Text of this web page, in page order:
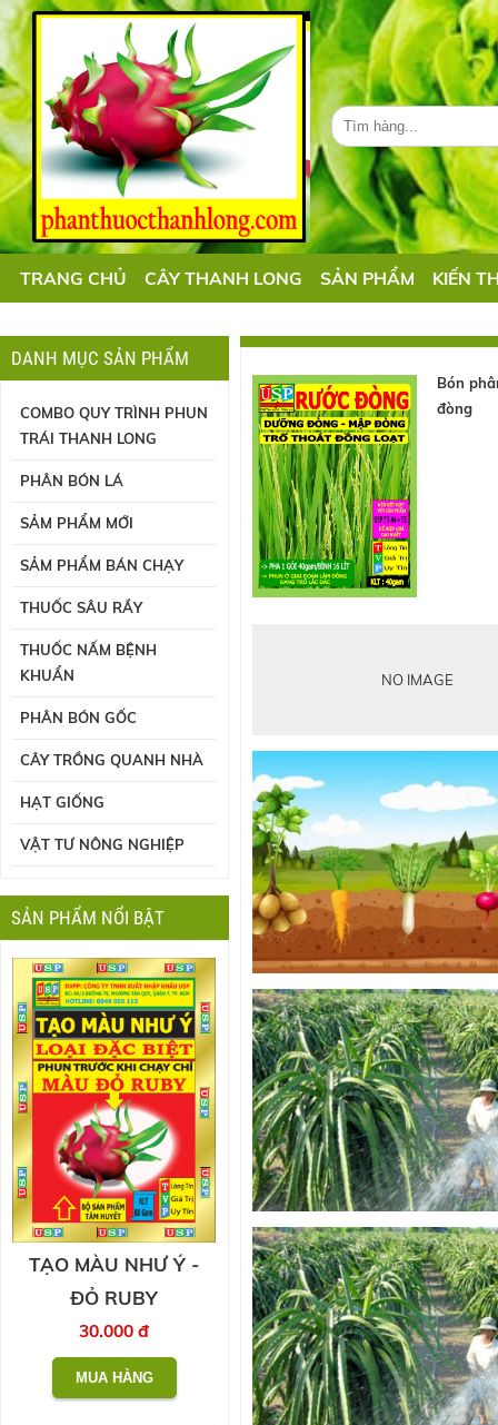
TRANG CHỦ CÂY THANH LONG SẢN PHẨM KIẾN
Bón
đòng
NO IMAGE
DANH MỤC SẢN PHẨM
COMBO QUY TRÌNH PHUN
TRÁI THANH LONG
PHÂN BÓN LÁ
SẢM PHẨM MỚI
SẢM PHẨM BÁN CHẠY
THUỐC SÂU RẦY
THUỐC NẤM BỆNH
KHUẨN
PHÂN BÓN GỐC
CÂY TRỒNG QUANH NHÀ
HẠT GIỐNG
VẬT TƯ NÔNG NGHIỆP
SẢN PHẨM NỔI BẬT
TẠO MÀU NHƯ Ý -
ĐỎ RUBY
30.000 đ